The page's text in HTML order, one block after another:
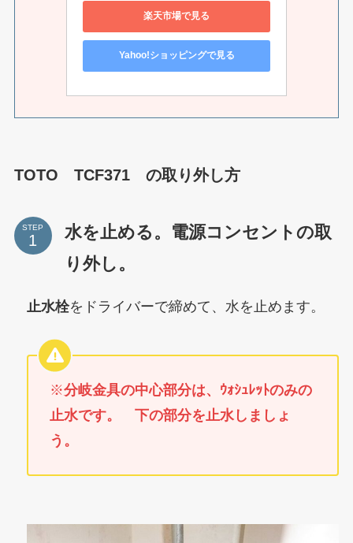
楽天市場で見る
Yahoo!ショッピングで見る
TOTO TCF371 の取り外し方
STEP
水を止める。電源コンセントの取
り外し。
止水栓をドライバーで締めて、水を止めます。
※分岐金具の中心部分は、ｳｫｼｭﾚｯﾄのみの
止水です。 下の部分を止水しましょ
う。